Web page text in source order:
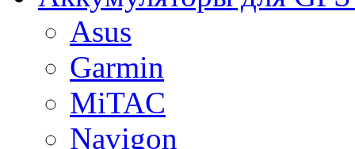
Asus
Garmin
MiTAC
Navigon